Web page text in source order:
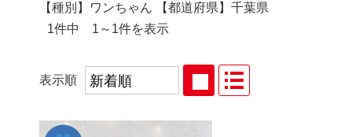
【種別】ワンちゃん 【都道府県】千葉県
1件中 1～1件を表示
表示順